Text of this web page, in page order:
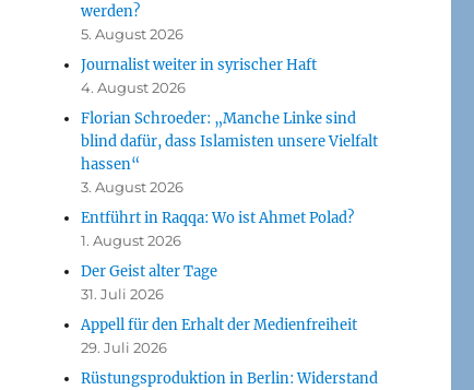
werden?
5. August 2026
Journalist weiter in syrischer Haft
4. August 2026
Florian Schroeder: „Manche Linke sind
blind dafür, dass Islamisten unsere Vielfalt
hassen“
3. August 2026
Entführt in Raqqa: Wo ist Ahmet Polad?
1. August 2026
Der Geist alter Tage
31. Juli 2026
Appell für den Erhalt der Medienfreiheit
29. Juli 2026
Rüstungsproduktion in Berlin: Widerstand